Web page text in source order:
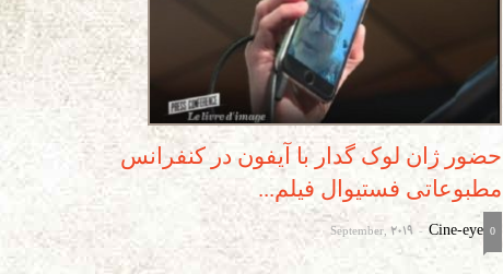
حضور ژان لوک گدار با آیفون در کنفرانس
مطبوعاتی فستیوال فیلم...
Cine-eye
-
September, 2019 0